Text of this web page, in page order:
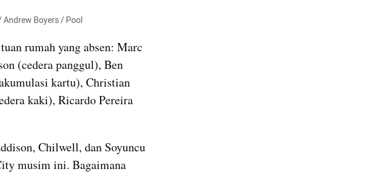
Andrew Boyers / Pool
(cedera panggul), Ben
kaki), Ricardo Pereira
Chilwell, dan Soyuncu
musim ini. Bagaimana